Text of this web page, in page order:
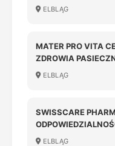
ELBLĄG
MATER PRO VITA
ZDROWIA
LEKARZY
ELBLĄG
SWISSCARE
ELBLĄG